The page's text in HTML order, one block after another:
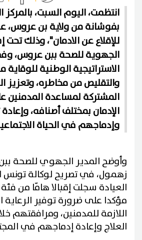
انتظمت، اليوم السبت،
بفوشانة من ولاية بن عروس،
للإقلاع عن الادمان"، وذلك تحت
الجهوية للصحة ببن عروس،
الاستراتيجية الوطنية للوقاية
والتقليص من مخاطره، وتعزيز
المشتركة لمساعدة المدمنين
الإدمان بمختلف أصنافه،
وإدماجهم في الحياة
وأوضح المدير الجهوي للصحة
زهمول، في تصريح لوكالة تونس
العيادة سجلت إقبالا هامّا من
مؤكدا على ضرورة توفير الرعاية
اللازمة للمدمنين، ومرافقتهم
العلاج وإعادة إدماجهم في